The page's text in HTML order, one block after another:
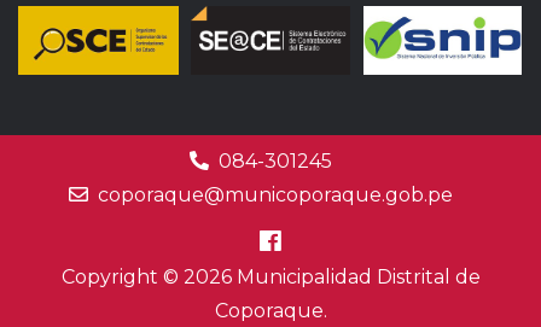
084-301245
coporaque@municoporaque.gob.pe
Copyright © 2026 Municipalidad Distrital de
Coporaque.